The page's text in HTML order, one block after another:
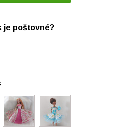
je poštovné?